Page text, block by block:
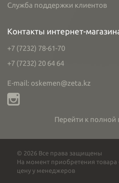
Служба поддержки клиентов
Контакты интернет-
+7 (7232) 78-61-70
+7 (7232) 20 64 64
E-mail: oskemen@zeta.kz
Перейти к полной
© 2026 Все права защищены
На момент приобретения товара
цену у менеджеров